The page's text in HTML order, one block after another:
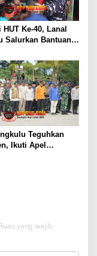
Ke-40, Lanal
Salurkan Bantuan
Teguhkan
Ikuti Apel
Ruas yang wajib